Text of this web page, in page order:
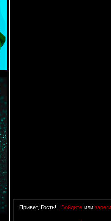
Привет, Гость! Войдитеили